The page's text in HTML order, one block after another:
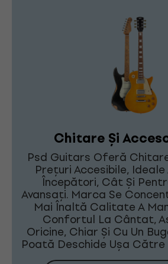
Chitare Și
Psd Guitars Oferă
Prețuri Accesibile,
Începători, Cât Și
Avansați. Marca Se
Mai Înaltă Calitate A
Confortul La Cântat,
Oricine, Chiar Și Cu Un
Poată Deschide Ușa Către